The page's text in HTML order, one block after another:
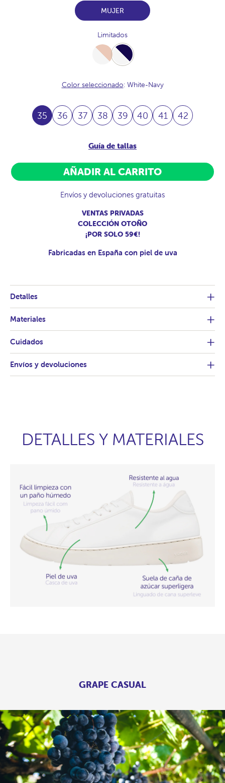
MUJER
Limitados
White-
White-
Navy
Color seleccionado: White-Navy
35 36 37 38 39 40 41 42
Guía de tallas
AÑADIR AL CARRITO
Envíos y devoluciones gratuitas
VENTAS PRIVADAS
COLECCIÓN OTOÑO
¡POR SOLO 59€!
Fabricadas en España con piel de uva
Detalles
Materiales
Cuidados
Envíos y devoluciones
DETALLES Y MATERIALES
GRAPE CASUAL